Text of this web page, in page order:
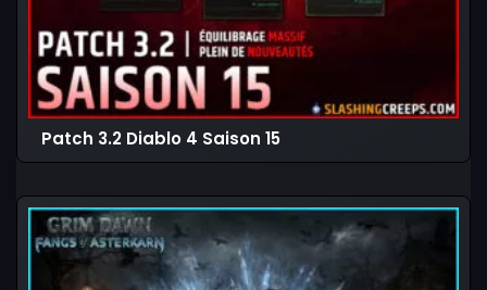
Patch 3.2 Diablo 4 Saison 15